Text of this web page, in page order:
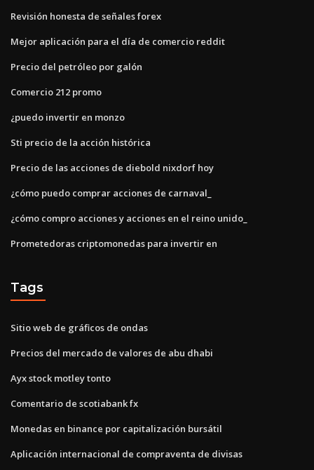
Revisión honesta de señales forex
Mejor aplicación para el día de comercio reddit
Precio del petróleo por galón
Comercio 212 promo
¿puedo invertir en monzo
Sti precio de la acción histórica
Precio de las acciones de diebold nixdorf hoy
¿cómo puedo comprar acciones de carnaval_
¿cómo compro acciones y acciones en el reino unido_
Prometedoras criptomonedas para invertir en
Tags
Sitio web de gráficos de ondas
Precios del mercado de valores de abu dhabi
Ayx stock motley tonto
Comentario de scotiabank fx
Monedas en binance por capitalización bursátil
Aplicación internacional de compraventa de divisas